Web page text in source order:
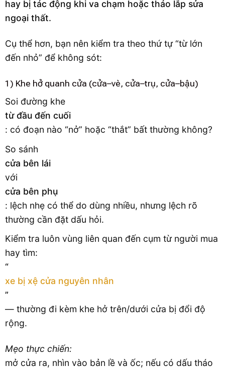
hay bị tác động khi va chạm hoặc tháo lắp sửa
ngoại thất.
Cụ thể hơn, bạn nên kiểm tra theo thứ tự “từ lớn
đến nhỏ” để không sót:
1) Khe hở quanh cửa (cửa–vè, cửa–trụ, cửa–bậu)
Soi đường khe
từ đầu đến cuối
: có đoạn nào “nở” hoặc “thắt” bất thường không?
So sánh
cửa bên lái
với
cửa bên phụ
: lệch nhẹ có thể do dùng nhiều, nhưng lệch rõ
thường cần đặt dấu hỏi.
Kiểm tra luôn vùng liên quan đến cụm từ người mua
hay tìm:
“
xe bị xệ cửa nguyên nhân
”
— thường đi kèm khe hở trên/dưới cửa bị đổi độ
rộng.
Mẹo thực chiến:
mở cửa ra, nhìn vào bản lề và ốc; nếu có dấu tháo